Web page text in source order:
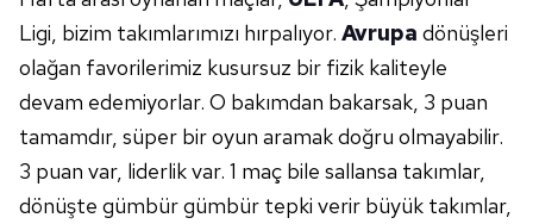
Ligi, bizim takımlarımızı hırpalıyor. Avrupa dönüşleri
olağan favorilerimiz kusursuz bir fizik kaliteyle
devam edemiyorlar. O bakımdan bakarsak, 3 puan
tamamdır, süper bir oyun aramak doğru olmayabilir.
3 puan var, liderlik var. 1 maç bile sallansa takımlar,
dönüşte gümbür gümbür tepki verir büyük takımlar,